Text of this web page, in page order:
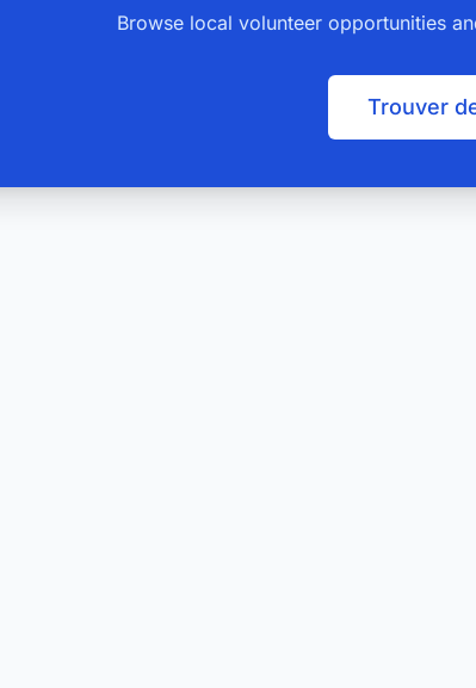
Browse local volunteer opportunities
Trouver